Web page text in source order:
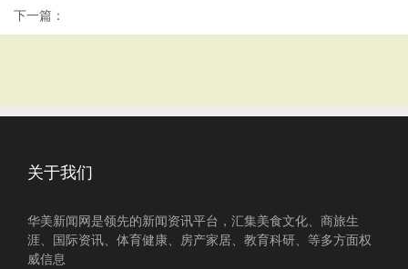
下一篇：
关于我们
华美新闻网是领先的新闻资讯平台，汇集美食文化、商旅生
涯、国际资讯、体育健康、房产家居、教育科研、等多方面权
威信息